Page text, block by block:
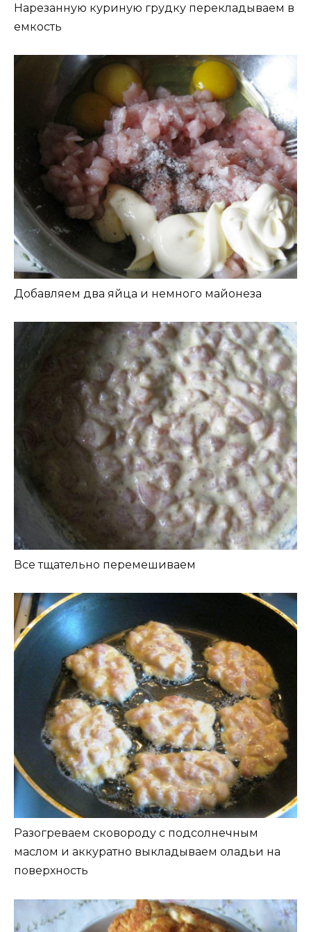
Нарезанную куриную грудку перекладываем в
емкость
Добавляем два яйца и немного майонеза
Все тщательно перемешиваем
Разогреваем сковороду с подсолнечным
маслом и аккуратно выкладываем оладьи на
поверхность